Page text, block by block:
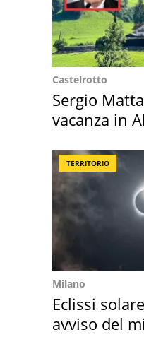
Castelrotto
Sergio
vacanza in
TERRITORIO
Milano
Eclissi
avviso del